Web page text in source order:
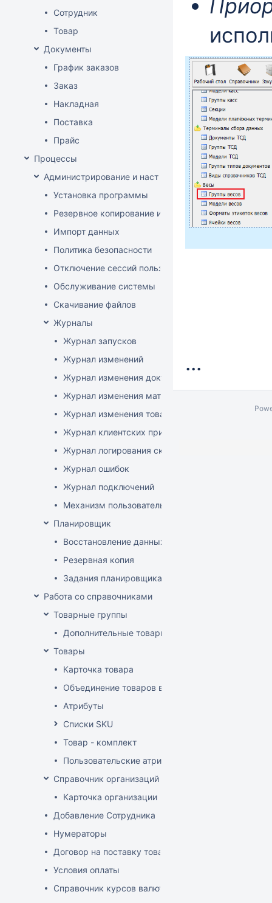
Сотрудник
Товар
Документы
График заказов
Заказ
Накладная
Поставка
Прайс
Процессы
Администрирование и настройка
Установка программы
Резервное копирование и восстановление базы
Импорт данных
Политика безопасности
Отключение сессий пользователя
Обслуживание системы
Скачивание файлов
Журналы
Журнал запусков
Журнал изменений
Журнал изменения документов
Журнал изменения матриц
Журнал изменения товаров
Журнал клиентских приложений
Журнал логирования сканирований штрихкодов
Журнал ошибок
Журнал подключений
Механизм пользовательского логирования
Планировщик
Восстановление данных
Резервная копия
Задания планировщика
Работа со справочниками
Товарные группы
Дополнительные товарные группы
Товары
Карточка товара
Объединение товаров в один (Слияние товаров)
Атрибуты
Списки SKU
Товар - комплект
Пользовательские атрибуты
Справочник организаций
Карточка организации
Добавление Сотрудника
Нумераторы
Договор на поставку товаров (форма)
Условия оплаты
Справочник курсов валют
...